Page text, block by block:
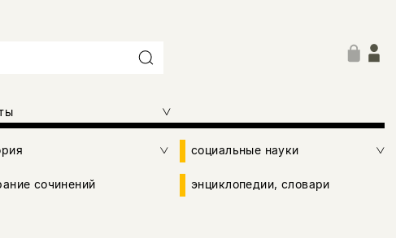
социальные науки
сочинений энциклопедии, словари